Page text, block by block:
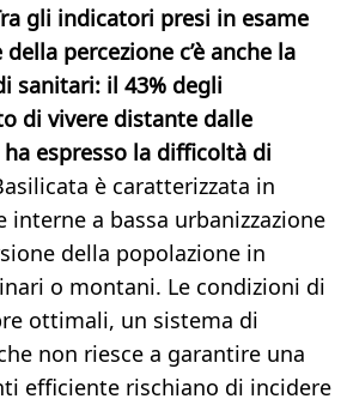
gli indicatori presi in esame
percezione c’è anche la
sanitari: il 43% degli
di vivere distante dalle
espresso la difficoltà di
è caratterizzata in
interne a bassa urbanizzazione
della popolazione in
o montani. Le condizioni di
ottimali, un sistema di
non riesce a garantire una
efficiente rischiano di incidere